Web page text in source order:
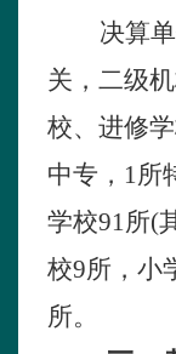
决算
关，二级
校、进修
中专， 1所
学校91所(
校9所，小
所。